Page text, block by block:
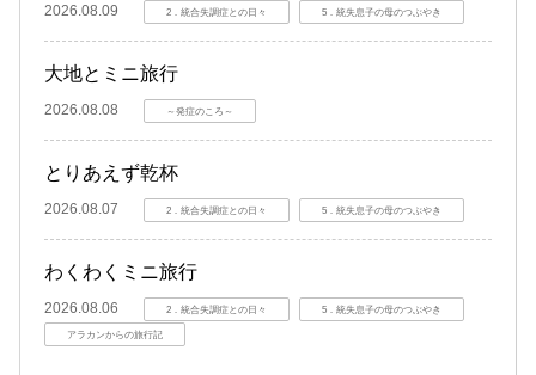
2026.08.09 2．統合失調症との日々 5．統失息子の母のつぶやき
大地とミニ旅行
2026.08.08 ～発症のころ～
とりあえず乾杯
2026.08.07 2．統合失調症との日々 5．統失息子の母のつぶやき
わくわくミニ旅行
2026.08.06 2．統合失調症との日々 5．統失息子の母のつぶやき
アラカンからの旅行記